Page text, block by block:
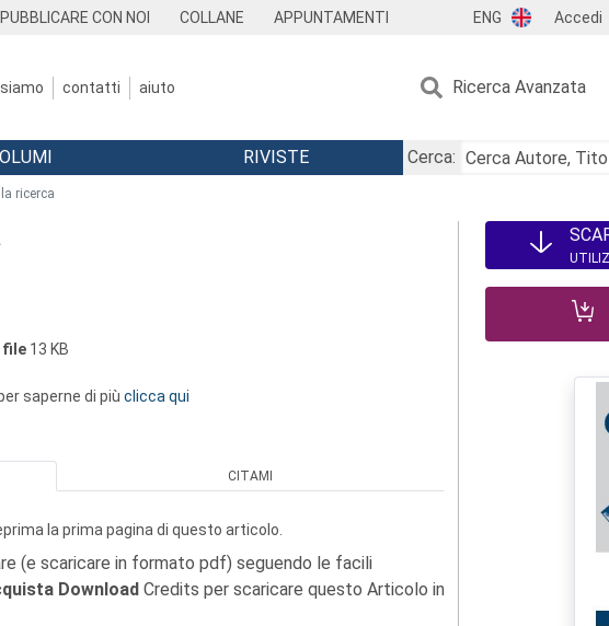
PUBBLICARE CON NOI COLLANE APPUNTAMENTI ENG Accedi
contatti aiuto Ricerca Avanzata
RIVISTE
Cerca:
ricerca
file 13 KB
saperne di più clicca qui
CITAMI
la prima pagina di questo articolo.
(e scaricare in formato pdf) seguendo le facili
Download Credits per scaricare questo Articolo in